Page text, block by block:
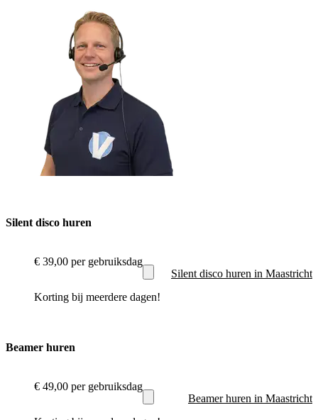
Silent disco huren
€ 39,00 per gebruiksdag
Korting bij meerdere dagen!
Silent disco huren in Maastricht
Beamer huren
€ 49,00 per gebruiksdag
Beamer huren in Maastricht